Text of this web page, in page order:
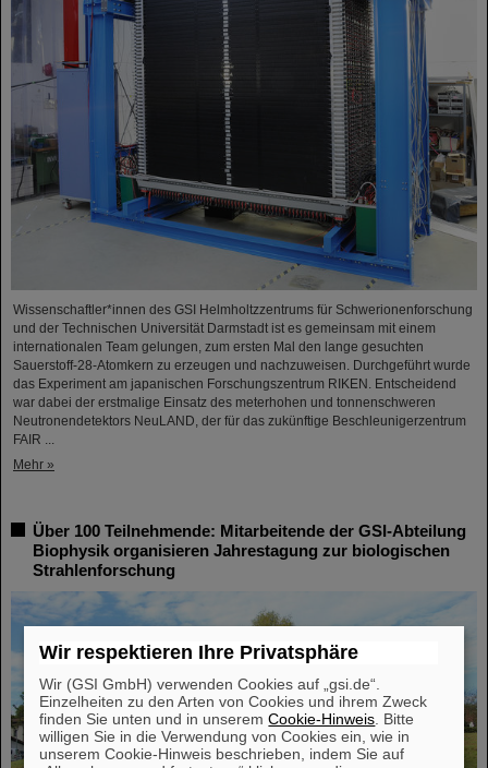
Wissenschaftler*innen des GSI Helmholtzzentrums für Schwerionenforschung
und der Technischen Universität Darmstadt ist es gemeinsam mit einem
internationalen Team gelungen, zum ersten Mal den lange gesuchten
Sauerstoff-28-Atomkern zu erzeugen und nachzuweisen. Durchgeführt wurde
das Experiment am japanischen Forschungszentrum RIKEN. Entscheidend
war dabei der erstmalige Einsatz des meterhohen und tonnenschweren
Neutronendetektors NeuLAND, der für das zukünftige Beschleunigerzentrum
FAIR ...
Mehr »
Über 100 Teilnehmende: Mitarbeitende der GSI-Abteilung
Biophysik organisieren Jahrestagung zur biologischen
Strahlenforschung
Wir respektieren Ihre Privatsphäre
Wir (GSI GmbH) verwenden Cookies auf „gsi.de“.
Einzelheiten zu den Arten von Cookies und ihrem Zweck
finden Sie unten und in unseremCookie-Hinweis . Bitte
willigen Sie in die Verwendung von Cookies ein, wie in
unserem Cookie-Hinweis beschrieben, indem Sie auf